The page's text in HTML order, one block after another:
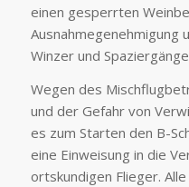
einen gesperrten
Ausnahmegenehmigung
Winzer und
Wegen des
und der Gefahr von
es zum Starten den B-
eine Einweisung in die
ortskundigen Flieger.